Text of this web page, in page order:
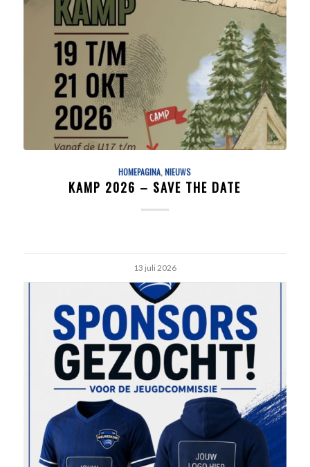
HOMEPAGINA,NIEUWS
KAMP 2026 – SAVE THE DATE
13 juli 2026